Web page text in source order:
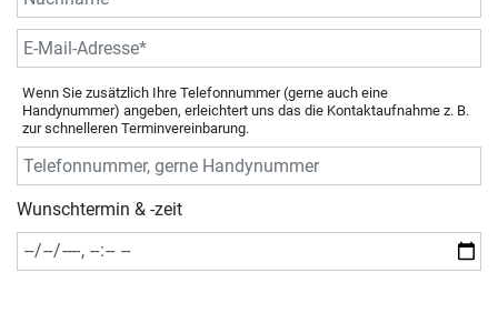
Wenn Sie zusätzlich Ihre Telefonnummer (gerne auch eine
Handynummer) angeben, erleichtert uns das die Kontaktaufnahme z. B.
zur schnelleren Terminvereinbarung.
Wunschtermin & -zeit